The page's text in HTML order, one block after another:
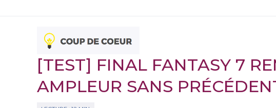
[TEST] FINAL FANTASY 7
AMPLEUR SANS